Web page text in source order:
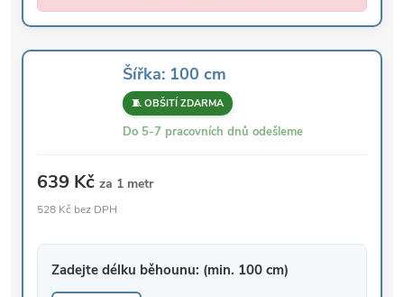
Šířka: 100 cm
🧵 OBŠITÍ ZDARMA
Do 5-7 pracovních dnů odešleme
639 Kč za 1 metr
528 Kč bez DPH
Zadejte délku běhounu: (min. 100 cm)